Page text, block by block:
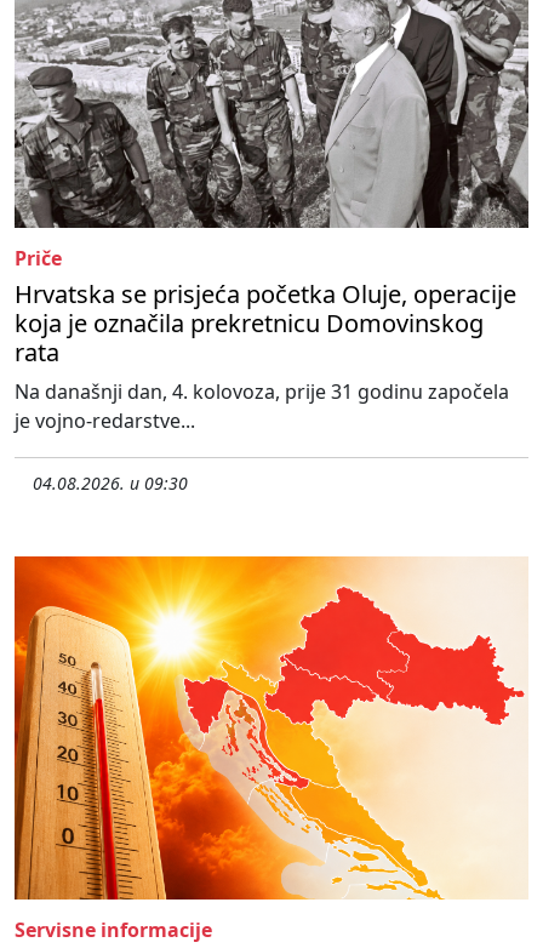
Priče
Hrvatska se prisjeća početka Oluje, operacije
koja je označila prekretnicu Domovinskog
rata
Na današnji dan, 4. kolovoza, prije 31 godinu započela
je vojno-redarstve...
04.08.2026. u 09:30
Servisne informacije